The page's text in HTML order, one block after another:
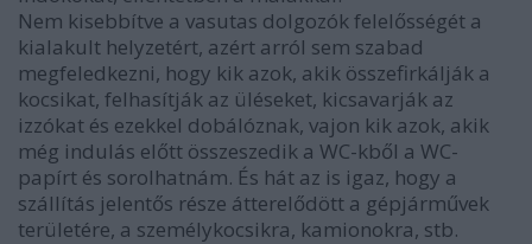
Nem kisebbítve a vasutas dolgozók felelősségét a
kialakult helyzetért, azért arról sem szabad
megfeledkezni, hogy kik azok, akik összefirkálják a
kocsikat, felhasítják az üléseket, kicsavarják az
izzókat és ezekkel dobálóznak, vajon kik azok, akik
még indulás előtt összeszedik a WC-kből a WC-
papírt és sorolhatnám. És hát az is igaz, hogy a
szállítás jelentős része átterelődött a gépjárművek
területére, a személykocsikra, kamionokra, stb.